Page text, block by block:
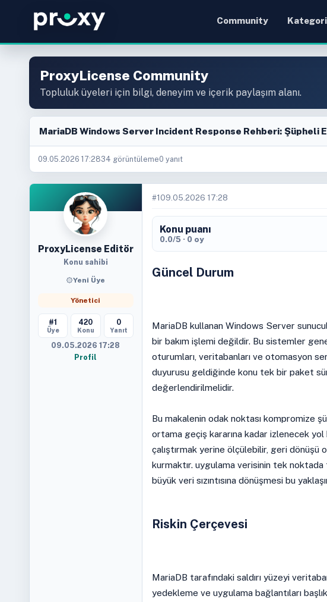
Community
ProxyLicense Community
Topluluk üyeleri için bilgi, deneyim ve içerik paylaşım alanı.
MariaDB Windows Server Incident Response Rehberi: Şüpheli
09.05.2026 17:2834 görüntüleme0 yanıt
ProxyLicense Editör
Konu sahibi
Yeni Üye
Yönetici
#1
Üye
420
Konu
0
Yanıt
09.05.2026 17:28
Profil
#1 09.05.2026 17:28
Konu puanı
0.0/5 · 0 oy
Güncel Durum
MariaDB kullanan Windows Server
bir bakım işlemi değildir. Bu sistemler
oturumları, veritabanları ve otomasyon
duyurusu geldiğinde konu tek bir paket
değerlendirilmelidir.
Bu makalenin odak noktası kompromize
ortama geçiş kararına kadar izlenecek
çalıştırmak yerine ölçülebilir, geri dönüşü
kurmaktır. uygulama verisinin tek noktada
büyük veri sızıntısına dönüşmesi bu
Riskin Çerçevesi
MariaDB tarafındaki saldırı yüzeyi
yedekleme ve uygulama bağlantıları